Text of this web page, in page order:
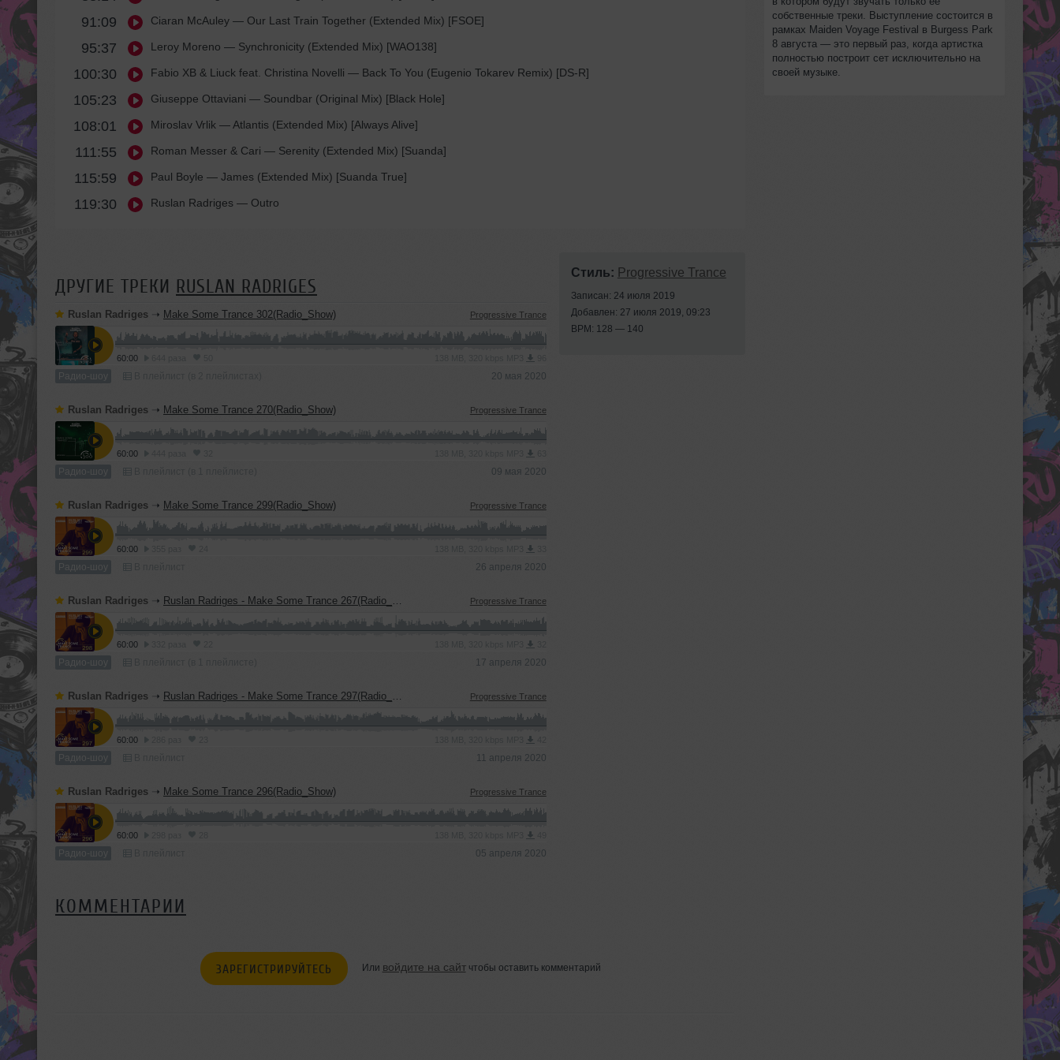
91:09 Ciaran McAuley — Our Last Train Together (Extended Mix) [FSOE]
95:37 Leroy Moreno — Synchronicity (Extended Mix) [WAO138]
100:30 Fabio XB & Liuck feat. Christina Novelli — Back To You (Eugenio Tokarev Remix) [DS-R]
105:23 Giuseppe Ottaviani — Soundbar (Original Mix) [Black Hole]
108:01 Miroslav Vrlik — Atlantis (Extended Mix) [Always Alive]
111:55 Roman Messer & Cari — Serenity (Extended Mix) [Suanda]
115:59 Paul Boyle — James (Extended Mix) [Suanda True]
119:30 Ruslan Radriges — Outro
ДРУГИЕ ТРЕКИ RUSLAN RADRIGES
Ruslan Radriges ➝ Make Some Trance 302(Radio_Show) Progressive Trance
60:00
Радио-шоу 20 мая 2020
Ruslan Radriges ➝ Make Some Trance 270(Radio_Show) Progressive Trance
60:00
Радио-шоу 09 мая 2020
Ruslan Radriges ➝ Make Some Trance 299(Radio_Show) Progressive Trance
60:00
Радио-шоу 26 апреля 2020
Ruslan Radriges ➝ Ruslan Radriges - Make Some Trance 267(Radio_Show) Progressive Trance
60:00
Радио-шоу 17 апреля 2020
Ruslan Radriges ➝ Ruslan Radriges - Make Some Trance 297(Radio_Show) Progressive Trance
60:00
Радио-шоу 11 апреля 2020
Ruslan Radriges ➝ Make Some Trance 296(Radio_Show) Progressive Trance
60:00
Радио-шоу 05 апреля 2020
Стиль: Progressive Trance
Записан: 24 июля 2019
Добавлен: 27 июля 2019, 09:23
BPM: 128 — 140
КОММЕНТАРИИ
ЗАРЕГИСТРИРУЙТЕСЬ Или войдите на сайтчтобы оставить комментарий
собственные треки. Выступление состоится в
рамках Maiden Voyage Festival в Burgess Park
8 августа — это первый раз, когда артистка
полностью построит сет исключительно на
своей музыке.